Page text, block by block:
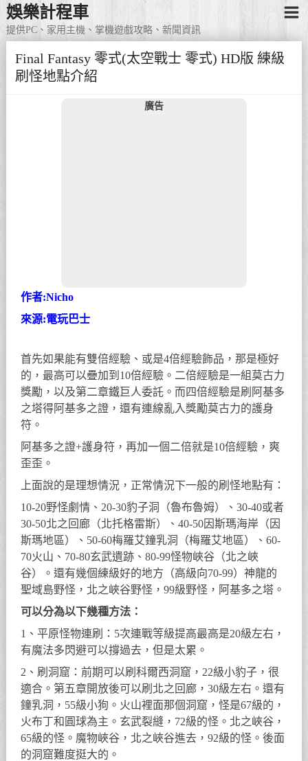
娛樂計程車
提供PC、家用主機、掌機遊戲攻略、新聞資訊
Final Fantasy 零式(太空戰士 零式) HD版 練級
刷怪地點介紹
廣告
作者:Nicho
來源:電玩巴士
首先如果能有雙倍經驗、或是4倍經驗飾品，那是極好
的，最高可以疊加到10倍經驗。二倍經驗是一組莫古力
獎勵，以及第二章鐵巨人委託。而四倍經驗是刷阿基多
之塔得阿基多之證，還有連線亂入獎勵莫古力的護身
符。
阿基多之證+護身符，再加一個二倍就是10倍經驗，爽
歪歪。
上面說的是理想情況，正常情況下一般的刷怪地點有：
10-20野怪劇情、20-30豹子洞（魯布魯姆）、30-40或者
30-50北之回廊（北托格雷斯）、40-50因斯瑪海岸（因
斯瑪地區）、50-60梅羅艾鐘乳洞（梅羅艾地區）、60-
70火山、70-80玄武遺跡、80-99怪物峽谷（北之峽
谷）。還有幾個練級好的地方（高級向70-99）神龍的
聖域島野怪，北之峽谷野怪，99級野怪，阿基多之塔。
可以分為以下幾種方法：
1、平原怪物連刷：5次連戰等級提高最高是20級左右，
有魔法多閃避可以撐過去，但是太累。
2、刷洞窟：前期可以刷科爾西洞窟，22級小豹子，很
適合。第五章開放後可以刷北之回廊，30級左右。還有
鐘乳洞，55級小狗。火山裡面那個洞窟，怪是67級的，
火布丁和圓球為主。玄武裂縫，72級的怪。北之峽谷，
65級的怪。魔物峽谷，北之峽谷進去，92級的怪。後面
的洞窟難度挺大的。